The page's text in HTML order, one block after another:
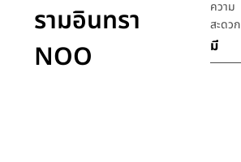
รามอินทรา
NOO
ความ
สะดวก
มี